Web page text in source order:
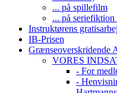
... på spillefilm
... på
Instruktørens
IB-Prisen
Grænseoverskridende
VORES
- For
-